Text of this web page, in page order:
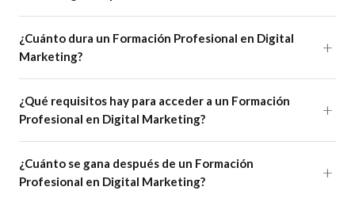
¿Cuánto dura un Formación Profesional en Digital
Marketing?
¿Qué requisitos hay para acceder a un Formación
Profesional en Digital Marketing?
¿Cuánto se gana después de un Formación
Profesional en Digital Marketing?